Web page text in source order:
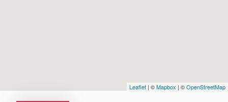
Leaflet | ©Mapbox | ©OpenStreetMap